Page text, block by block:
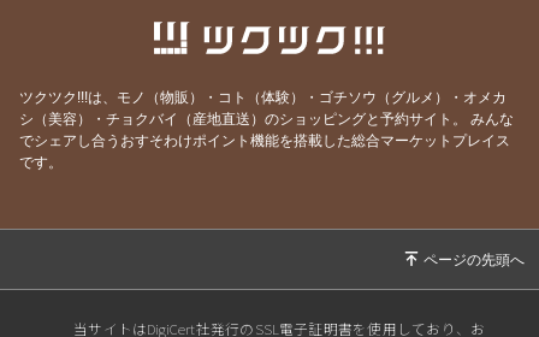
【本日までの限定公開】社会派青春映画「君た
ちはまだ長いトンネルの中」
2025/06/13 6/15（日）の講演会、一緒に聞きに行きません
か？
2025/06/07
2025/05/06ホメオパス養成スクール公認のFBグループがは
2025/04/27母の日のプレゼントにいかがですか？ レメデ
ィポーチに大人かわいい新色登場しました♪
ツクツク!!!は、モノ（物販）・コト（体験）・ゴチソウ（グルメ）・オメカ
シ（美容）・チョクバイ（産地直送）のショッピングと予約サイト。
みんな
でシェアし合うおすそわけポイント機能を搭載した総合マーケットプレイス
です。
当サイトはDigiCert社発行のSSL電子証明書を使用しており、お